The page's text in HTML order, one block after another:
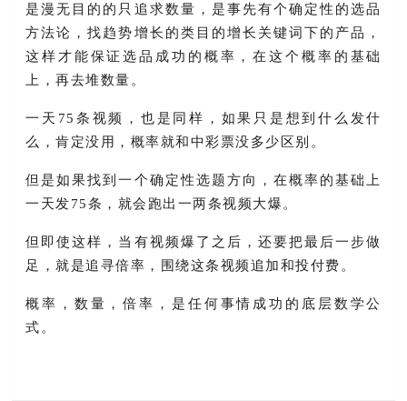
是漫无目的的只追求数量，是事先有个确定性的选品
方法论，找趋势增长的类目的增长关键词下的产品，
这样才能保证选品成功的概率，在这个概率的基础
上，再去堆数量。
一天75条视频，也是同样，如果只是想到什么发什
么，肯定没用，概率就和中彩票没多少区别。
但是如果找到一个确定性选题方向，在概率的基础上
一天发75条，就会跑出一两条视频大爆。
但即使这样，当有视频爆了之后，还要把最后一步做
足，就是追寻倍率，围绕这条视频追加和投付费。
概率，数量，倍率，是任何事情成功的底层数学公
式。